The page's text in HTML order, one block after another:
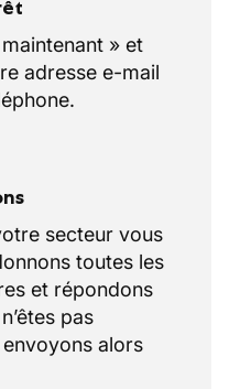
croit surtout en la
Ainsi, différents
stimulent le
de l’ensemble
d’être
et de
attention
à l'environnement,
conformément à
et à une
une
que descendante
» et
adresse e-mail
secteur vous
toutes les
et répondons
pas
alors